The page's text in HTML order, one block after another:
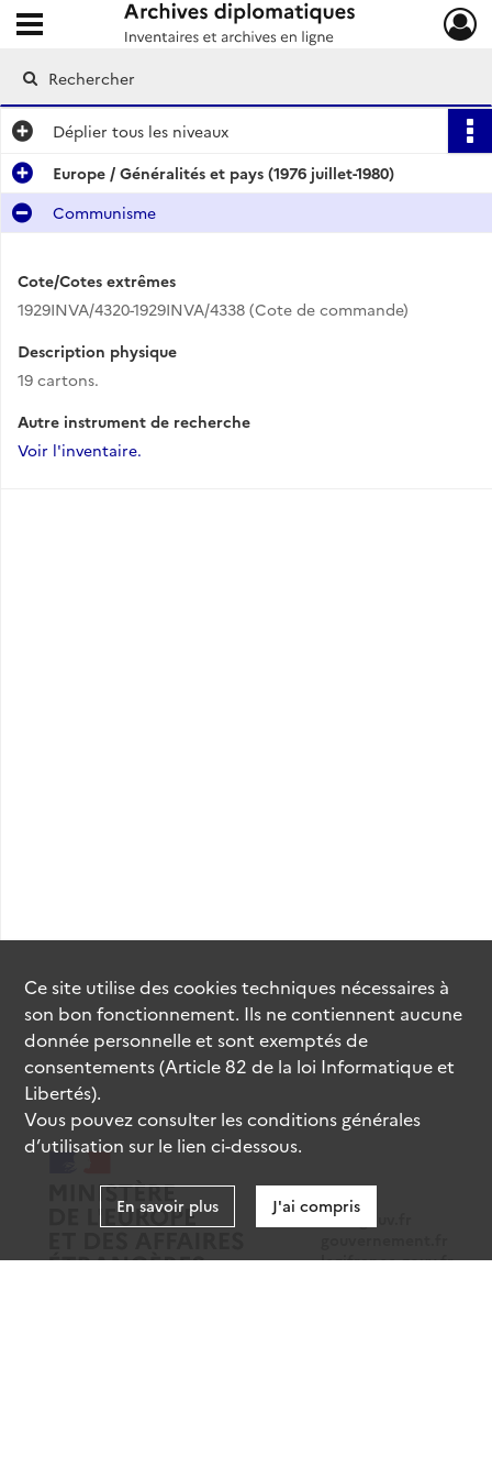
Archives diplomatiques
Ouvrir le menu déroulant
Déplier tous les niveaux
Europe / Généralités et pays (1976 juillet-1980)
Communisme
Cote/Cotes extrêmes
1929INVA/4320-1929INVA/4338 (Cote de commande)
Description physique
19 cartons.
Autre instrument de recherche
Voir l'inventaire.
data.gouv.fr
legifrance.gouv.fr
Ce site utilise descookiestechniques nécessaires à
son bon fonctionnement. Ils ne contiennent aucune
donnée personnelle et sont exemptés de
consentements (Article 82 de la loi Informatique et
Libertés).
Vous pouvez consulter les conditions générales
d’utilisation sur le lien ci-dessous.
En savoir plus J'ai compris